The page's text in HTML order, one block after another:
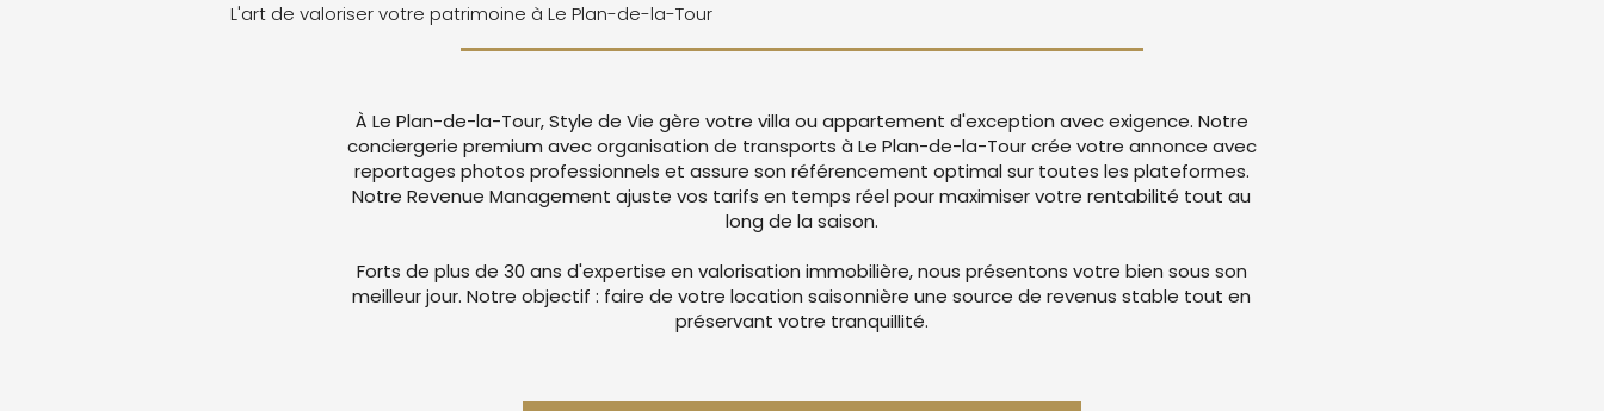
L'art de valoriser votre patrimoine à Le Plan-de-la-Tour
À Le Plan-de-la-Tour, Style de Vie gère votre villa ou appartement d'exception avec exigence. Notre
conciergerie premium avec organisation de transports à Le Plan-de-la-Tour crée votre annonce avec
reportages photos professionnels et assure son référencement optimal sur toutes les plateformes.
Notre Revenue Management ajuste vos tarifs en temps réel pour maximiser votre rentabilité tout au
long de la saison.
Forts de plus de 30 ans d'expertise en valorisation immobilière, nous présentons votre bien sous son
meilleur jour. Notre objectif : faire de votre location saisonnière une source de revenus stable tout en
préservant votre tranquillité.